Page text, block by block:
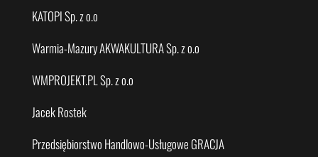
KATOPI Sp. z o.o
Warmia-Mazury AKWAKULTURA Sp. z o.o
WMPROJEKT.PL Sp. z o.o
Jacek Rostek
Przedsiębiorstwo Handlowo-Usługowe GRACJA